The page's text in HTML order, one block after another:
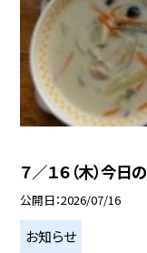
７／１６（木）今日
公開日 2026/07/16
お知らせ